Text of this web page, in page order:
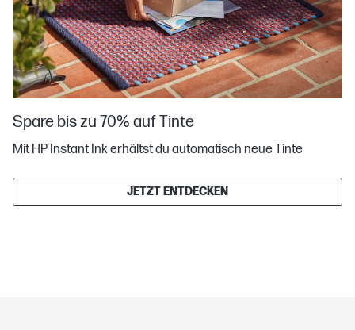
Spare bis zu 70% auf Tinte
Mit HP Instant Ink erhältst du automatisch neue Tinte
JETZT ENTDECKEN